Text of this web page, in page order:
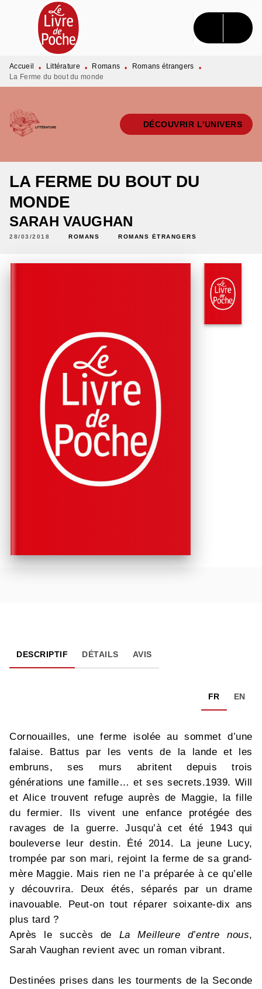
MENU RECHERCHE CONTENU
PIED DE PAGE
Accueil • Littérature • Romans • Romans étrangers
•
La Ferme du bout du monde
DÉCOUVRIR L'UNIVERS
LA FERME DU BOUT DU
MONDE
SARAH VAUGHAN
28/03/2018 ROMANS ROMANS ÉTRANGERS
DESCRIPTIF DÉTAILS AVIS
FR EN
Cornouailles, une ferme isolée au sommet d’une
falaise. Battus par les vents de la lande et les
embruns, ses murs abritent depuis trois
générations une famille… et ses secrets.1939. Will
et Alice trouvent refuge auprès de Maggie, la fille
du fermier. Ils vivent une enfance protégée des
ravages de la guerre. Jusqu’à cet été 1943 qui
bouleverse leur destin. Été 2014. La jeune Lucy,
trompée par son mari, rejoint la ferme de sa grand-
mère Maggie. Mais rien ne l’a préparée à ce qu’elle
y découvrira. Deux étés, séparés par un drame
inavouable. Peut-on tout réparer soixante-dix ans
plus tard ?
Après le succès de La Meilleure d’entre nous,
Sarah Vaughan revient avec un roman vibrant.
Destinées prises dans les tourments de la Seconde